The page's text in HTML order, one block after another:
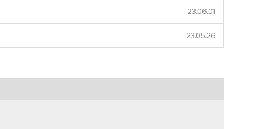
23.06.01
23.05.26